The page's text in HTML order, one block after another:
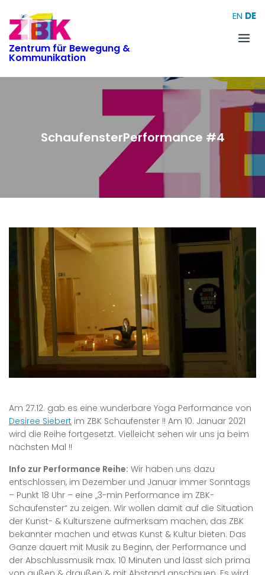
content
Zentrum für Bewegung &
Kommunikation
SchaufensterPerformance #4
Am 27.12. gab es eine wunderbare Yoga Performance von
Desiree Siebert im ZBK Schaufenster !! Am 10. Januar 2021
wird die Reihe fortgesetzt. Vielleicht sehen wir uns ja beim
nächsten Mal !!
Info zur Performance Reihe: Wir haben uns dazu
entschlossen, im Dezember und Januar immer Sonntags
– Punkt 18 Uhr – eine „3-min Performance im ZBK-
Schaufenster“ zu zeigen. Wir wollen damit auf die Situation
der Kunst- & Kulturszene aufmerksam machen, das ZBK
bekannter machen und etwas Kunst & Kultur bieten. Das
Ganze dauert mit Musik zu Beginn, der Performance und
der Abschlussmusik max. 10 Minuten und lässt sich prima
EN DE